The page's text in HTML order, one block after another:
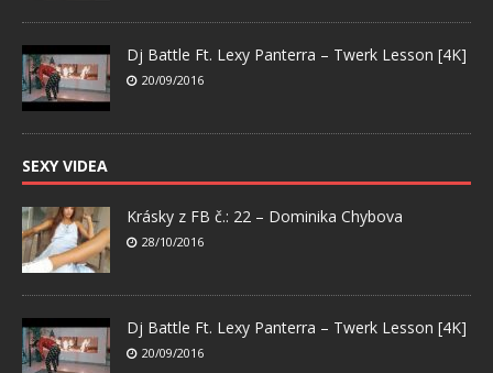
Dj Battle Ft. Lexy Panterra – Twerk Lesson [4K]
20/09/2016
SEXY VIDEA
Krásky z FB č.: 22 – Dominika Chybova
28/10/2016
Dj Battle Ft. Lexy Panterra – Twerk Lesson [4K]
20/09/2016